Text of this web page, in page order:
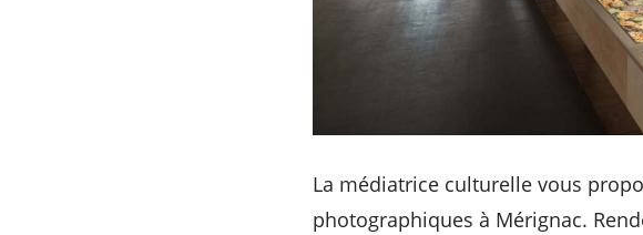
La médiatrice culturelle vous
photographiques à Mérignac.